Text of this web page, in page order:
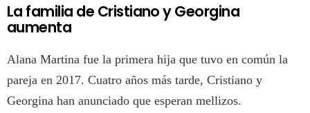
La familia de Cristiano y Georgina
aumenta
Alana Martina fue la primera hija que tuvo en común la
pareja en 2017. Cuatro años más tarde, Cristiano y
Georgina han anunciado que esperan mellizos.